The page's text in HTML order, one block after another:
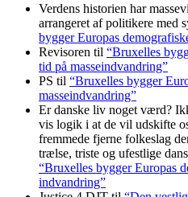
Verdens historien har
arrangeret af politikere med
bygger Europas
Revisoren til “Bruxelles
tid på masse­indvandring”
PS til “Bruxelles bygger
masse­indvandring”
Er danske liv noget værd?
vis logik i at de vil udskifte
fremmede fjerne folkeslag
trælse, triste og ufestlige
“Bruxelles bygger Europas
indvandring”